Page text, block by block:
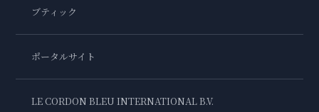
ブティック
ポータルサイト
LE CORDON BLEU INTERNATIONAL B.V.